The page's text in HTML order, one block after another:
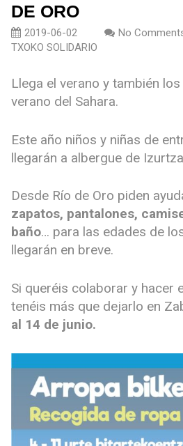
DE ORO
2019-06-02 No
TXOKO SOLIDARIO
Llega el verano y también
verano del Sahara.
Este año niños y niñas de
llegarán a albergue de Izurtza
Desde Río de Oro piden
zapatos, pantalones,
baño… para las edades de
llegarán en breve.
Si queréis colaborar y hacer
tenéis más que dejarlo en
al 14 de junio.